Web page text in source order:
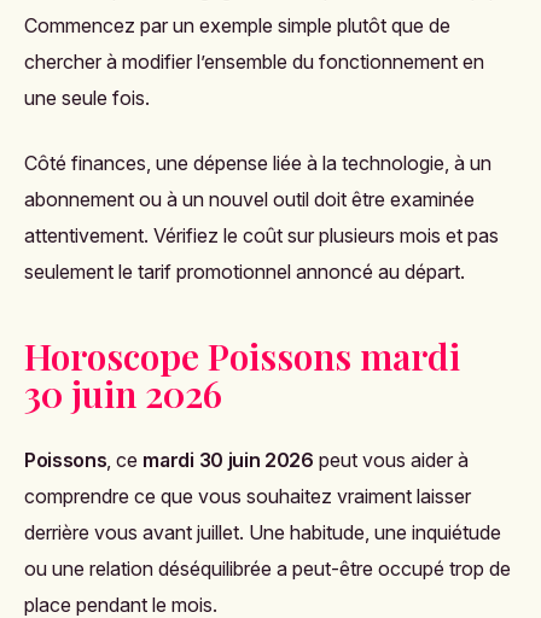
Commencez par un exemple simple plutôt que de
chercher à modifier l’ensemble du fonctionnement en
une seule fois.
Côté finances, une dépense liée à la technologie, à un
abonnement ou à un nouvel outil doit être examinée
attentivement. Vérifiez le coût sur plusieurs mois et pas
seulement le tarif promotionnel annoncé au départ.
Horoscope Poissons mardi
30 juin 2026
Poissons, ce mardi 30 juin 2026 peut vous aider à
comprendre ce que vous souhaitez vraiment laisser
derrière vous avant juillet. Une habitude, une inquiétude
ou une relation déséquilibrée a peut-être occupé trop de
place pendant le mois.